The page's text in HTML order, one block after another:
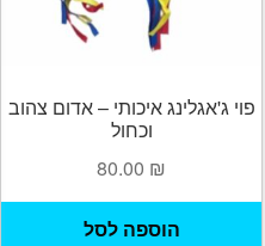
תשלום
פוי ג'אגלינג איכותי – אדום צהוב
וכחול
80.00 ₪
הוספה לסל